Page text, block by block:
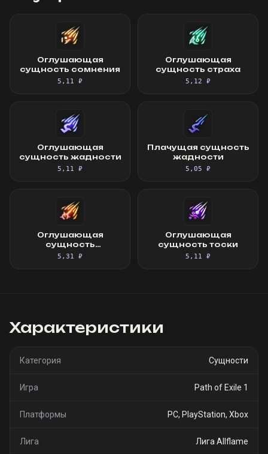
Оглушающая
сущность сомнения
5,11 ₽
Оглушающая
сущность страха
5,12 ₽
Оглушающая
сущность жадности
5,11 ₽
Плачущая сущность
жадности
5,05 ₽
Оглушающая
сущность
отвращения
5,31 ₽
Оглушающая
сущность тоски
5,11 ₽
Характеристики
Категория Сущности
Игра Path of Exile 1
Платформы PC, PlayStation, Xbox
Лига Лига Allflame